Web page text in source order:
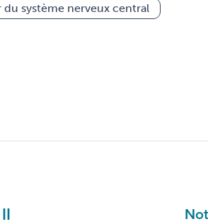
du système nerveux central